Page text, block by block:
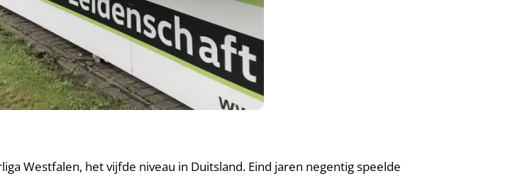
Westfalen, het vijfde niveau in Duitsland. Eind jaren negentig speelde